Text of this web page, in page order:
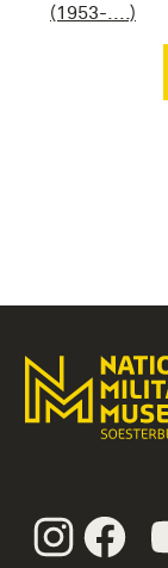
(1953-....)
Instagram